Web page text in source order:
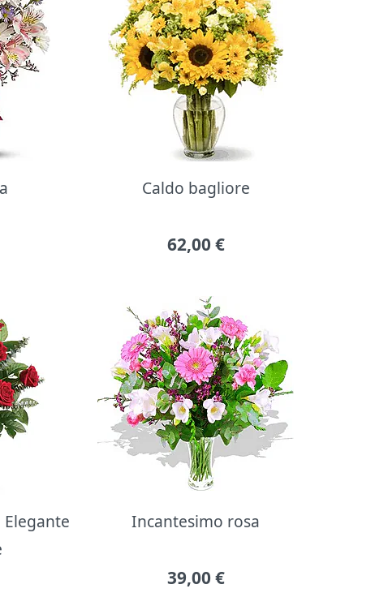
Caldo bagliore
62,00 €
Elegante
Incantesimo rosa
39,00 €